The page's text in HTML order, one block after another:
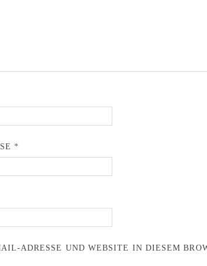
*
ADRESSE UND WEBSITE IN DIESEM